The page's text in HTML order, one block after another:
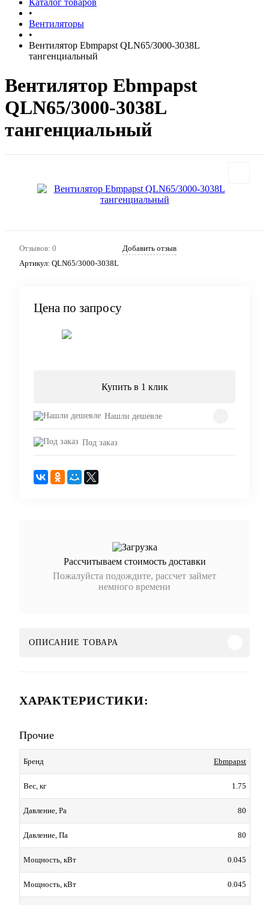
Каталог товаров
•
Вентиляторы
•
Вентилятор Ebmpapst QLN65/3000-3038L
тангенциальный
Вентилятор Ebmpapst
QLN65/3000-3038L
тангенциальный
Отзывов: 0
Добавить отзыв
Артикул: QLN65/3000-3038L
Цена по запросу
Купить в 1 клик
Нашли дешевле
Под заказ
Рассчитываем стоимость доставки
Пожалуйста подождите, рассчет займет
немного времени
ОПИСАНИЕ ТОВАРА
ХАРАКТЕРИСТИКИ:
Прочие
Бренд Ebmpapst
Вес, кг 1.75
Давление, Pa 80
Давление, Па 80
Мощность, кВт 0.045
Мощность, кВт 0.045